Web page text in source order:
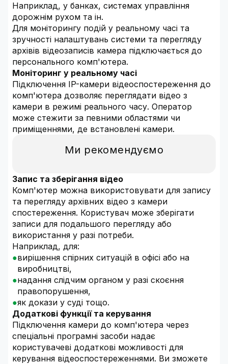
Наприклад, у банках, системах управління
дорожнім рухом та ін.
Для моніторингу подій у реальному часі та
зручності налаштувань системи та перегляду
архівів відеозаписів камера підключається до
персонального комп'ютера.
Моніторинг у реальному часі
Підключення IP-камери відеоспостереження до
комп'ютера дозволяє переглядати відео з
камери в режимі реального часу. Оператор
може стежити за певними областями чи
приміщеннями, де встановлені камери.
Ми рекомендуємо
Запис та зберігання відео
Комп'ютер можна використовувати для запису
та перегляду архівних відео з камери
спостереження. Користувач може зберігати
записи для подальшого перегляду або
використання у разі потреби.
Наприклад, для:
вирішення спірних ситуацій в офісі або на
виробництві,
надання слідчим органом у разі скоєння
правопорушення,
як докази у суді тощо.
Додаткові функції та керування
Підключення камери до комп'ютера через
спеціальні програмні засоби надає
користувачеві додаткові можливості для
керування відеоспостереженнями. Ви зможете